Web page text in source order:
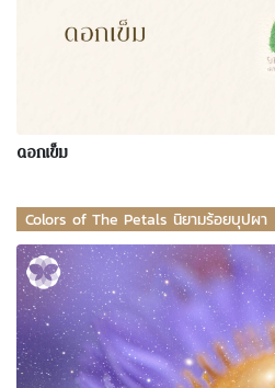
ดอกเข็ม
Colors of The Petals นิยามร้อยบุปผา